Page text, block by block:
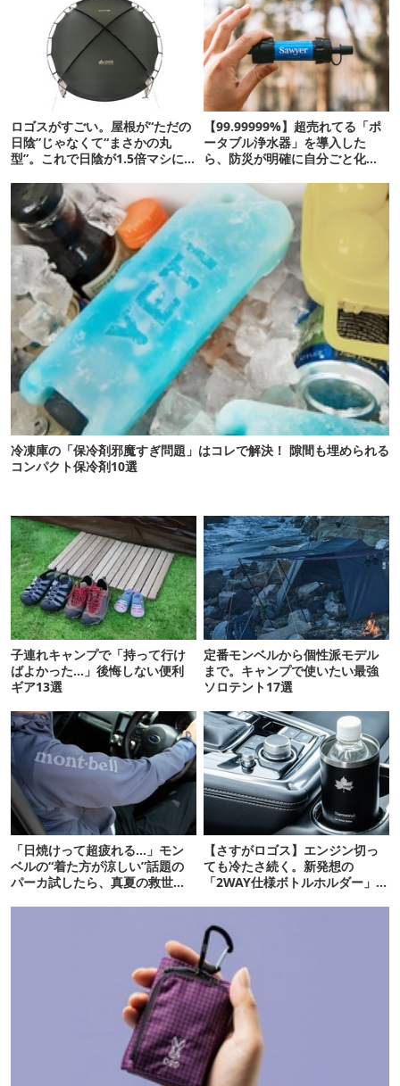
ロゴスがすごい。屋根が“ただの
日陰”じゃなくて“まさかの丸
型”。これで日陰が1.5倍マシに
【99.99999%】超売れてる「ポ
ータブル浄水器」を導入した
ら、防災が明確に自分ごと化し
冷凍庫の「保冷剤邪魔すぎ問題」はコレで解決！ 隙間も埋められる
コンパクト保冷剤10選
子連れキャンプで「持って行け
ばよかった…」後悔しない便利
ギア13選
定番モンベルから個性派モデル
まで。キャンプで使いたい最強
ソロテント17選
「日焼けって超疲れる…」モン
ベルの“着た方が涼しい”話題の
パーカ試したら、真夏の救世主
【さすがロゴス】エンジン切っ
ても冷たさ続く。新発想の
「2WAY仕様ボトルホルダー」が